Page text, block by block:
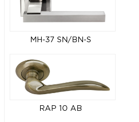
MH-37 SN/BN-S
RAP 10 AB